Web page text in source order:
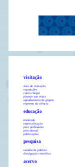
visitação
área de visitação
exposições
como chegar
planeje sua visita
agendamento de grupos
expresso da ciência
educação
mestrado
especialização
para professores
pró-cultural
publicações
pesquisa
estudos de público
divulgação científica
acervo